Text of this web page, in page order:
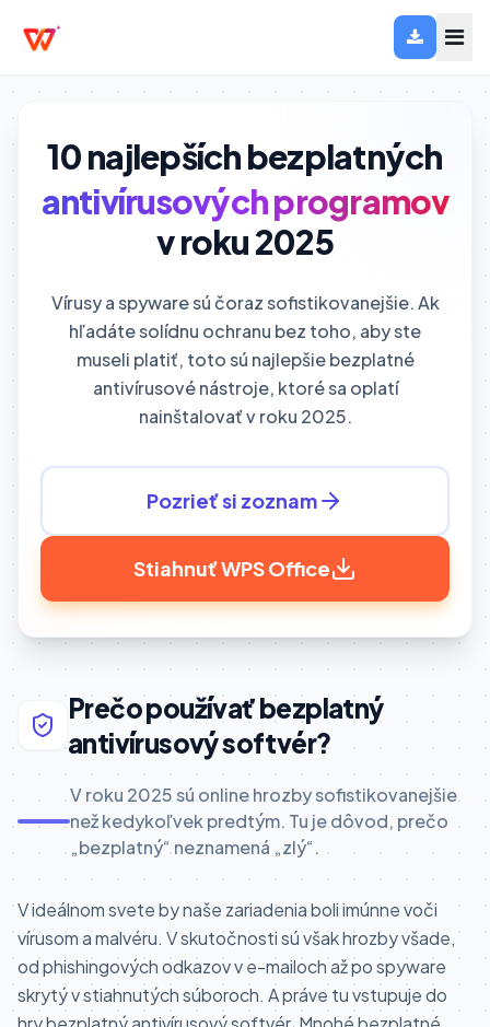
10 najlepších bezplatných
antivírusových programov
v roku 2025
Vírusy a spyware sú čoraz sofistikovanejšie. Ak
hľadáte solídnu ochranu bez toho, aby ste
museli platiť, toto sú najlepšie bezplatné
antivírusové nástroje, ktoré sa oplatí
nainštalovať v roku 2025.
Pozrieť si zoznam
Stiahnuť WPS Office
Prečo používať bezplatný
antivírusový softvér?
V roku 2025 sú online hrozby sofistikovanejšie
než kedykoľvek predtým. Tu je dôvod, prečo
„bezplatný“ neznamená „zlý“.
V ideálnom svete by naše zariadenia boli imúnne voči
vírusom a malvéru. V skutočnosti sú však hrozby všade,
od phishingových odkazov v e-mailoch až po spyware
skrytý v stiahnutých súboroch. A práve tu vstupuje do